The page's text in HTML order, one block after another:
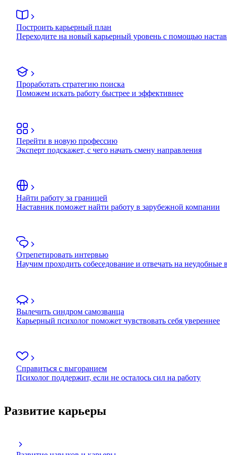
Построить карьерный план
Переходите на новый карьерный уровень с помощью
Проработать стратегию поиска
Поможем искать работу быстрее и эффективнее
Перейти в новую профессию
Эксперт подскажет, с чего начать смену направления
Найти работу за границей
Наставник поможет найти работу в зарубежной компании
Отрепетировать интервью
Научим проходить собеседование и отвечать на неудобные
Вылечить синдром самозванца
Карьерный психолог поможет чувствовать себя увереннее
Справиться с выгоранием
Психолог поддержит, если не осталось сил на работу
Развитие карьеры